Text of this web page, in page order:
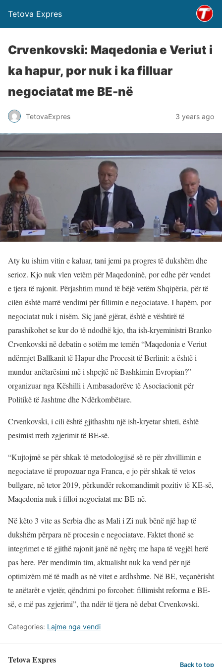
Tetova Expres
Crvenkovski: Maqedonia e Veriut i
ka hapur, por nuk i ka filluar
negociatat me BE-në
TetovaExpres 3 years ago
Aty ku ishim vitin e kaluar, tani jemi pa progres të dukshëm dhe
serioz. Kjo nuk vlen vetëm për Maqedoninë, por edhe për vendet
e tjera të rajonit. Përjashtim mund të bëjë vetëm Shqipëria, për të
cilën është marrë vendimi për fillimin e negociatave. I hapëm, por
negociatat nuk i nisëm. Siç janë gjërat, është e vështirë të
parashikohet se kur do të ndodhë kjo, tha ish-kryeministri Branko
Crvenkovski në debatin e sotëm me temën “Maqedonia e Veriut
ndërmjet Ballkanit të Hapur dhe Procesit të Berlinit: a është i
mundur anëtarësimi më i shpejtë në Bashkimin Evropian?”
organizuar nga Këshilli i Ambasadorëve të Asociacionit për
Politikë të Jashtme dhe Ndërkombëtare.
Crvenkovski, i cili është gjithashtu një ish-kryetar shteti, është
pesimist rreth zgjerimit të BE-së.
“Kujtojmë se për shkak të metodologjisë së re për zhvillimin e
negociatave të propozuar nga Franca, e jo për shkak të vetos
bullgare, në tetor 2019, përkundër rekomandimit pozitiv të KE-së,
Maqedonia nuk i filloi negociatat me BE-në.
Në këto 3 vite as Serbia dhe as Mali i Zi nuk bënë një hap të
dukshëm përpara në procesin e negociatave. Faktet thonë se
integrimet e të gjithë rajonit janë në ngërç me hapa të vegjël herë
pas here. Për mendimin tim, aktualisht nuk ka vend për një
optimizëm më të madh as në vitet e ardhshme. Në BE, veçanërisht
te anëtarët e vjetër, qëndrimi po forcohet: fillimisht reforma e BE-
së, e më pas zgjerimi”, tha ndër të tjera në debat Crvenkovski.
Categories: Lajme nga vendi
Tetova Expres Back to top